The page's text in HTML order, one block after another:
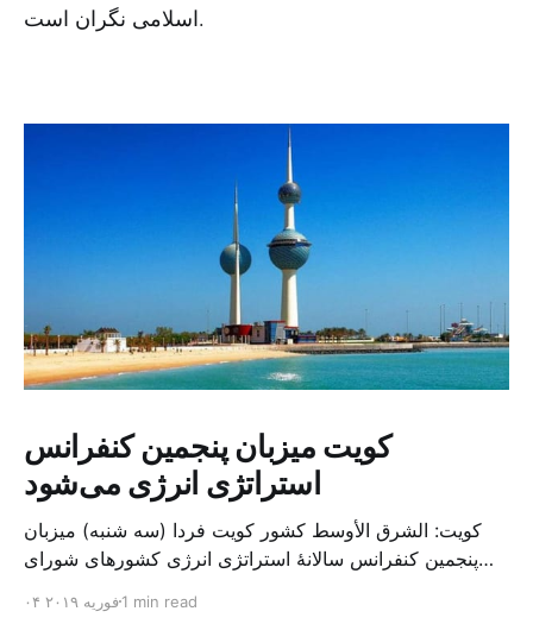
اسلامی نگران است.
کویت میزبان پنجمین کنفرانس
استراتژی انرژی می‌شود
کویت: الشرق الأوسط کشور کویت فردا (سه شنبه) میزبان
پنجمین کنفرانس سالانهٔ استراتژی انرژی کشورهای شورای
متخصص از شرکت‌های جهانی نفت و گاز در این کنفرانس
۰۴ فوریه ۲۰۱۹1 min read